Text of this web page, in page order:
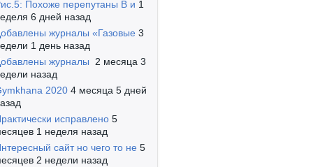
Похоже перепутаны B и 1
6 дней назад
журналы «Газовые 3
1 день назад
журналы
2 месяца 3
назад
2020 4 месяца 5 дней
исправлено 5
1 неделя назад
сайт но чего то не 5
2 недели назад